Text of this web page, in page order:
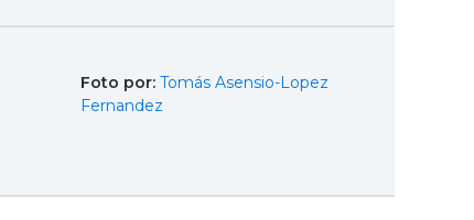
Foto por: Tomás Asensio-Lopez
Fernandez